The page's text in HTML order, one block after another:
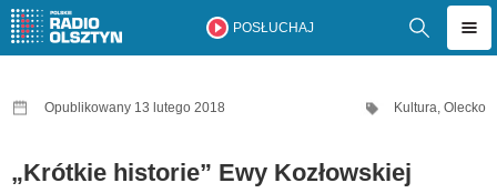
POSŁUCHAJ
Opublikowany 13 lutego 2018 Kultura, Olecko
„Krótkie historie” Ewy Kozłowskiej